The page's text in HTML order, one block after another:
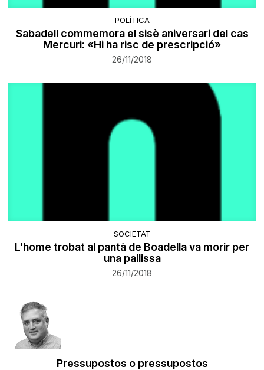
POLÍTICA
Sabadell commemora el sisè aniversari del cas
Mercuri: «Hi ha risc de prescripció»
26/11/2018
SOCIETAT
L'home trobat al pantà de Boadella va morir per
una pallissa
26/11/2018
Pressupostos o pressupostos